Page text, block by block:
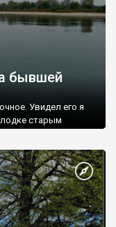
бывшей
Увидел его я
старым